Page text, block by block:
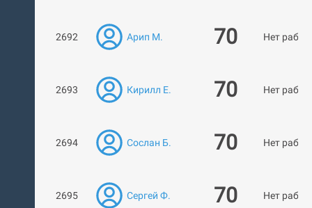
2692 Арип М. 70 Нет работ
2693 Кирилл Е. 70 Нет работ
2694 Сослан Б. 70 Нет работ
2695 Сергей Ф. 70 Нет работ